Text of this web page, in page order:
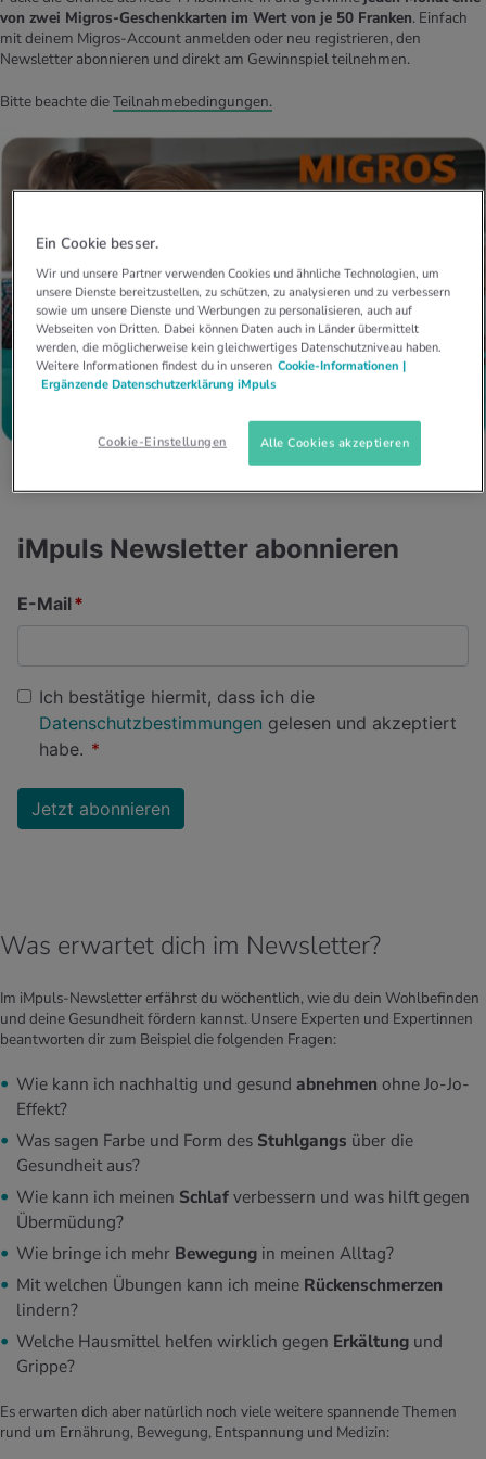
& Intoleranzen
BMI berechnen
Personal Health Coaching
THEMEN IM BEREICH BEWEGUNG
Kalorienverbrauch berechnen
Personal Health Coaching
THEMEN IM BEREICH ENTSPANNUNG
Glücklich sein
Personal Health Coaching
Wissen
Mund- & Zahnpflege
Personal Health Coaching
THEMEN IM BEREICH SERVICES
Angebote
Tools, Test & Quizze
von zwei Migros-Geschenkkarten im Wert von je 50 Franken. Einfach
mit deinem Migros-Account anmelden oder neu registrieren, den
Newsletter abonnieren und direkt am Gewinnspiel teilnehmen.
Bitte beachte dieTeilnahmebedingungen.
Was erwartet dich im Newsletter?
Im iMpuls-Newsletter erfährst du wöchentlich, wie du dein Wohlbefinden
und deine Gesundheit fördern kannst. Unsere Experten und Expertinnen
beantworten dir zum Beispiel die folgenden Fragen:
Wie kann ich nachhaltig und gesund abnehmen ohne Jo-Jo-
Effekt?
Was sagen Farbe und Form des Stuhlgangs über die
Gesundheit aus?
Wie kann ich meinen Schlafverbessern und was hilft gegen
Übermüdung?
Wie bringe ich mehr Bewegung in meinen Alltag?
Mit welchen Übungen kann ich meine Rückenschmerzen
lindern?
Welche Hausmittel helfen wirklich gegen Erkältung und
Grippe?
Es erwarten dich aber natürlich noch viele weitere spannende Themen
rund um Ernährung, Bewegung, Entspannung und Medizin:
Ein Cookie besser.
Wir und unsere Partner verwenden Cookies und ähnliche Technologien, um
unsere Dienste bereitzustellen, zu schützen, zu analysieren und zu verbessern
sowie um unsere Dienste und Werbungen zu personalisieren, auch auf
Webseiten von Dritten. Dabei können Daten auch in Länder übermittelt
werden, die möglicherweise kein gleichwertiges Datenschutzniveau haben.
Weitere Informationen findest du in unseren Cookie-Informationen |
Ergänzende Datenschutzerklärung iMpuls
Cookie-Einstellungen Alle Cookies akzeptieren